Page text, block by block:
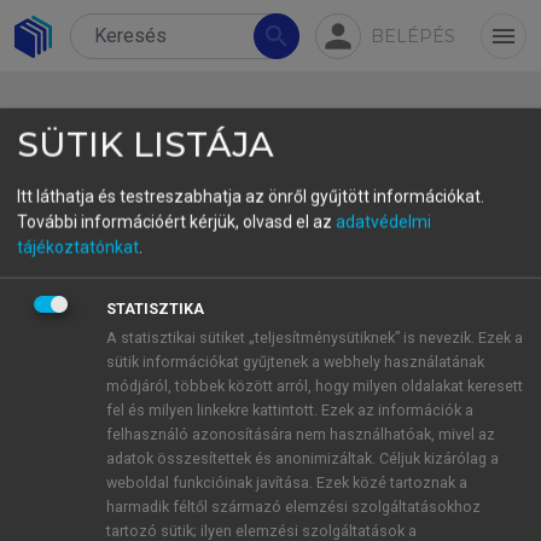
search person BELÉPÉS menu
5.3. Secondary law
The European Union’s environmental and
sustainability legislation is structured through a
series of directives and regulations, each targeting
specific areas such as waste management, water
quality, air pollution, biodiversity conservation,
chemical safety, renewable energy, energy
efficiency, and climate change mitigation. Below is
a detailed examination of these legislative
SÜTIK LISTÁJA
Itt láthatja és testreszabhatja az önről gyűjtött információkat.
További információért kérjük, olvasd el az adatvédelmi
tájékoztatónkat.
STATISZTIKA
A statisztikai sütiket „teljesítménysütiknek” is nevezik. Ezek a
sütik információkat gyűjtenek a webhely használatának
módjáról, többek között arról, hogy milyen oldalakat keresett
fel és milyen linkekre kattintott. Ezek az információk a
felhasználó azonosítására nem használhatóak, mivel az
adatok összesítettek és anonimizáltak. Céljuk kizárólag a
weboldal funkcióinak javítása. Ezek közé tartoznak a
harmadik féltől származó elemzési szolgáltatásokhoz
tartozó sütik; ilyen elemzési szolgáltatások a